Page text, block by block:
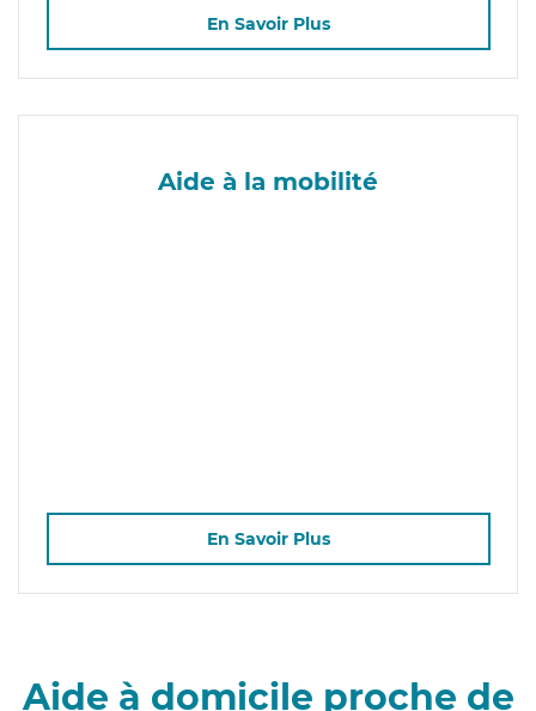
En Savoir Plus
Aide à la mobilité
En Savoir Plus
Aide à domicile proche de